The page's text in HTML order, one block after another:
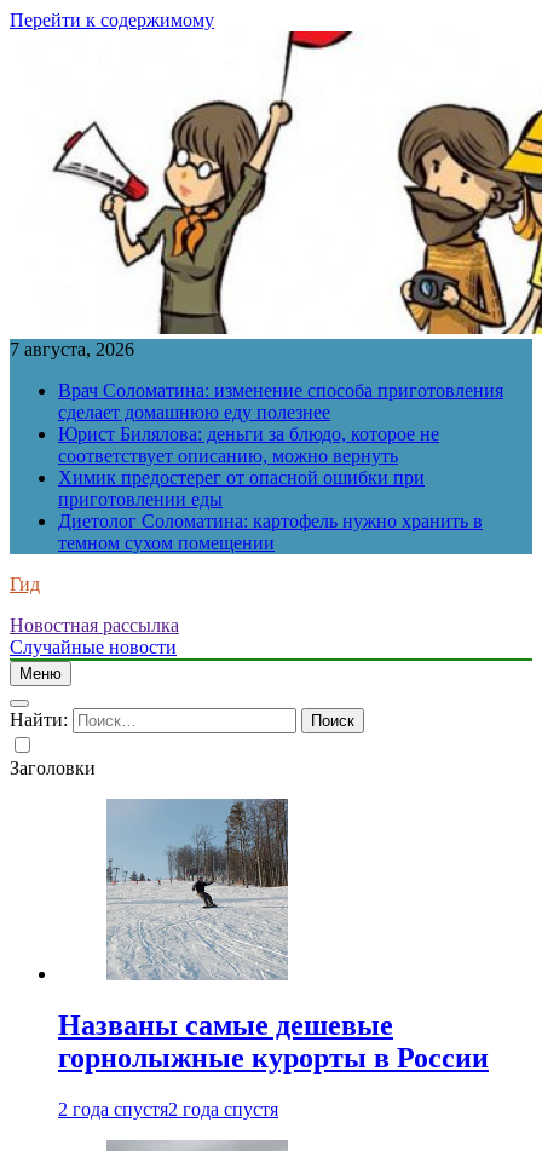
Перейти к содержимому
7 августа, 2026
Врач Соломатина: изменение способа приготовления
сделает домашнюю еду полезнее
Юрист Билялова: деньги за блюдо, которое не
соответствует описанию, можно вернуть
Химик предостерег от опасной ошибки при
приготовлении еды
Диетолог Соломатина: картофель нужно хранить в
темном сухом помещении
Гид
Новостная рассылка
Случайные новости
Меню
Найти:
Заголовки
Названы самые дешевые
горнолыжные курорты в России
2 года спустя2 года спустя